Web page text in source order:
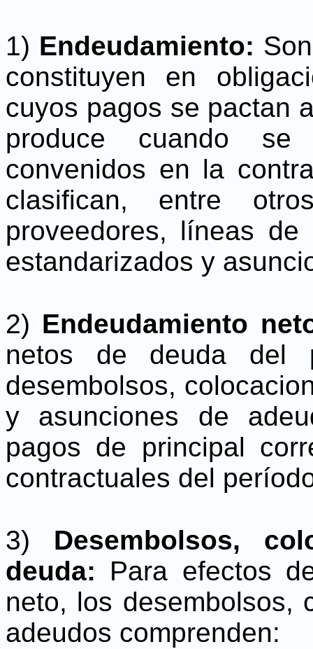
1) Endeudamiento:
constituyen en
cuyos pagos se pactan
produce cuando se
convenidos en la
clasifican, entre
proveedores, líneas
estandarizados y
2) Endeudamiento
netos de deuda del
desembolsos,
y asunciones de
pagos de principal
contractuales del
3) Desembolsos,
deuda: Para efectos
neto, los desembolsos,
adeudos comprenden: